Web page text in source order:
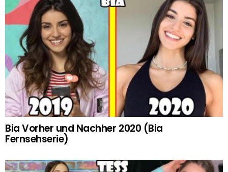
Bia Vorher und Nachher 2020 (Bia
Fernsehserie)